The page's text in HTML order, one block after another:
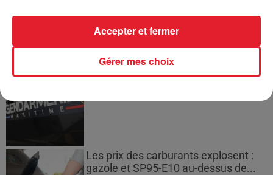
l'extinction...
Bouches-du-Rhône : les ossements
Les prix des carburants explosent :
gazole et SP95-E10 au-dessus de...
Gérer mes choix
Accepter et fermer